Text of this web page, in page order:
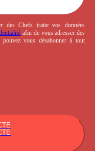
des Chefs traite vos données
afin de vous adresser des
vous désabonner à tout